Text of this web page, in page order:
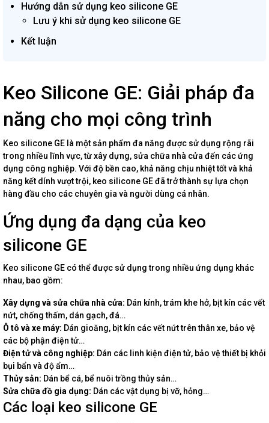
Hướng dẫn sử dụng keo silicone GE
Lưu ý khi sử dụng keo silicone GE
Kết luận
Keo Silicone GE: Giải pháp đa
năng cho mọi công trình
Keo silicone GE là một sản phẩm đa năng được sử dụng rộng rãi
trong nhiều lĩnh vực, từ xây dựng, sửa chữa nhà cửa đến các ứng
dụng công nghiệp. Với độ bền cao, khả năng chịu nhiệt tốt và khả
năng kết dính vượt trội, keo silicone GE đã trở thành sự lựa chọn
hàng đầu cho các chuyên gia và người dùng cá nhân.
Ứng dụng đa dạng của keo
silicone GE
Keo silicone GE có thể được sử dụng trong nhiều ứng dụng khác
nhau, bao gồm:
Xây dựng và sửa chữa nhà cửa: Dán kính, trám khe hở, bịt kín các vết
nứt, chống thấm, dán gạch, đá…
Ô tô và xe máy: Dán gioăng, bịt kín các vết nứt trên thân xe, bảo vệ
các bộ phận điện tử…
Điện tử và công nghiệp: Dán các linh kiện điện tử, bảo vệ thiết bị khỏi
bụi bẩn và độ ẩm…
Thủy sản: Dán bể cá, bể nuôi trồng thủy sản…
Sửa chữa đồ gia dụng: Dán các vật dụng bị vỡ, hỏng…
Các loại keo silicone GE